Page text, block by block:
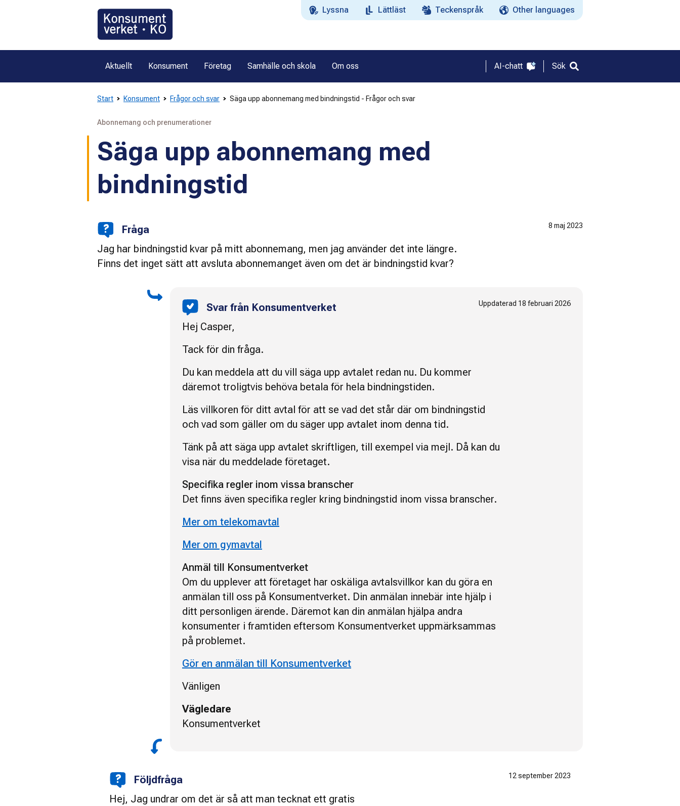
Lyssna Lättläst Teckenspråk Other languages
Aktuellt Konsument Företag Samhälle och skola Om oss AI-chatt Sök
Start Konsument Frågor och svar Säga upp abonnemang med bindningstid - Frågor och svar
Abonnemang och prenumerationer
Säga upp abonnemang med
bindningstid
Fråga
Jag har bindningstid kvar på mitt abonnemang, men jag använder det inte längre.
Finns det inget sätt att avsluta abonnemanget även om det är bindningstid kvar?
8 maj 2023
Svar från Konsumentverket Uppdaterad 18 februari 2026
Hej Casper,
Tack för din fråga.
Du kan meddela att du vill säga upp avtalet redan nu. Du kommer
däremot troligtvis behöva betala för hela bindningstiden.
Läs villkoren för ditt avtal för att se vad det står där om bindningstid
och vad som gäller om du säger upp avtalet inom denna tid.
Tänk på att säga upp avtalet skriftligen, till exempel via mejl. Då kan du
visa när du meddelade företaget.
Specifika regler inom vissa branscher
Det finns även specifika regler kring bindningstid inom vissa branscher.
Mer om telekomavtal
Mer om gymavtal
Anmäl till Konsumentverket
Om du upplever att företaget har oskäliga avtalsvillkor kan du göra en
anmälan till oss på Konsumentverket. Din anmälan innebär inte hjälp i
ditt personligen ärende. Däremot kan din anmälan hjälpa andra
konsumenter i framtiden eftersom Konsumentverket uppmärksammas
på problemet.
Gör en anmälan till Konsumentverket
Vänligen
Vägledare
Konsumentverket
Följdfråga 12 september 2023
Hej, Jag undrar om det är så att man tecknat ett gratis